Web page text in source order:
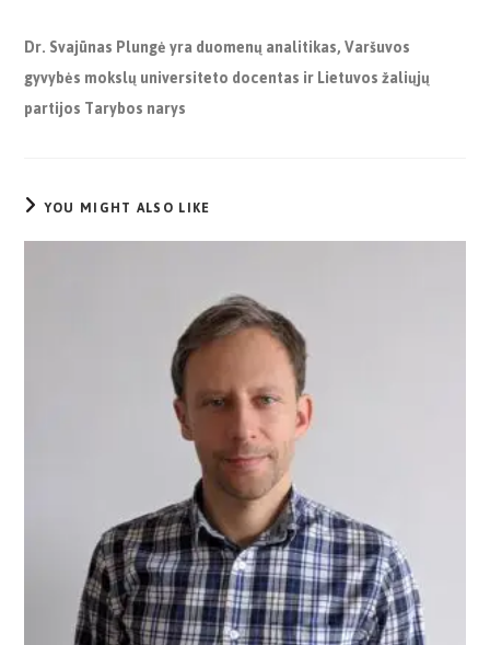
Dr. Svajūnas Plungė yra duomenų analitikas, Varšuvos
gyvybės mokslų universiteto docentas ir Lietuvos žaliųjų
partijos Tarybos narys
YOU MIGHT ALSO LIKE